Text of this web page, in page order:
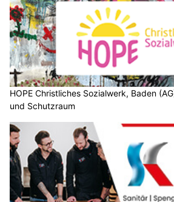
HOPE Christliches Sozialwerk, Baden
und Schutzraum